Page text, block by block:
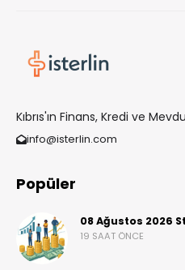
Kıbrıs'ın Finans, Kredi ve
info@isterlin.com
Popüler
08 Ağustos 2026
19 SAAT ÖNCE